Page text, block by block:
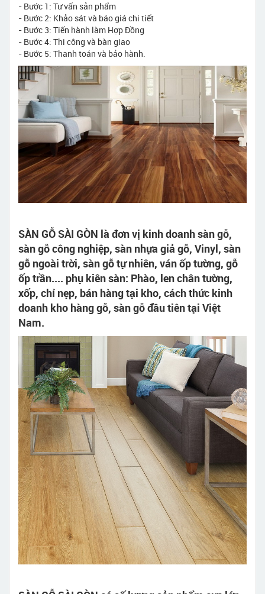
- Bước 1: Tư vấn sản phẩm
- Bước 2: Khảo sát và báo giá chi tiết
- Bước 3: Tiến hành làm Hợp Đồng
- Bước 4: Thi công và bàn giao
- Bước 5: Thanh toán và bảo hành.
SÀN GỖ SÀI GÒN là đơn vị kinh doanh sàn gỗ,
sàn gỗ công nghiệp, sàn nhựa giả gỗ, Vinyl, sàn
gỗ ngoài trời, sàn gỗ tự nhiên, ván ốp tường, gỗ
ốp trần.... phụ kiên sàn: Phào, len chân tường,
xốp, chỉ nẹp, bán hàng tại kho, cách thức kinh
doanh kho hàng gỗ, sàn gỗ đầu tiên tại Việt
Nam.